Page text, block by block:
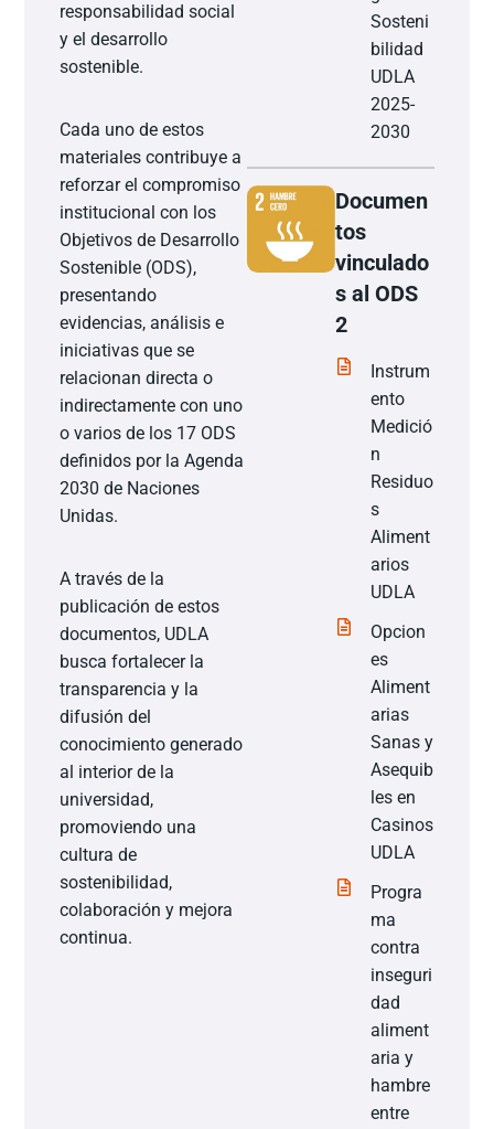
responsabilidad social
y el desarrollo
sostenible.
Cada uno de estos
materiales contribuye a
reforzar el compromiso
institucional con los
Objetivos de Desarrollo
Sostenible (ODS),
presentando
evidencias, análisis e
iniciativas que se
relacionan directa o
indirectamente con uno
o varios de los 17 ODS
definidos por la Agenda
2030 de Naciones
Unidas.
A través de la
publicación de estos
documentos, UDLA
busca fortalecer la
transparencia y la
difusión del
conocimiento generado
al interior de la
universidad,
promoviendo una
cultura de
sostenibilidad,
colaboración y mejora
continua.
Sosteni
bilidad
UDLA
2025-
2030
Documen
tos
vinculado
s al ODS
2
Instrum
ento
Medició
n
Residuo
s
Aliment
arios
UDLA
Opcion
es
Aliment
arias
Sanas y
Asequib
les en
Casinos
UDLA
Progra
ma
contra
inseguri
dad
aliment
aria y
hambre
entre